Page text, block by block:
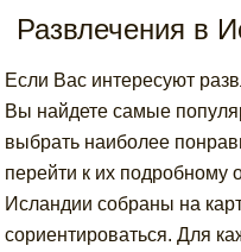
Развлечения в
Если Вас интересуют
Вы найдете самые
выбрать наиболее
перейти к их подробному
Исландии собраны на
сориентироваться. Для